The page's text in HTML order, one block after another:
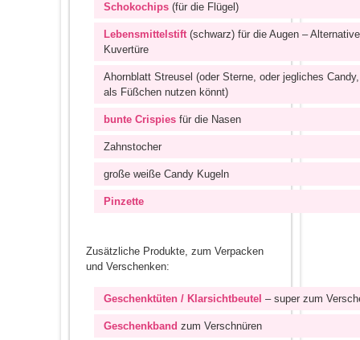
Schokochips(für die Flügel)
Lebensmittelstift(schwarz) für die Augen –
Kuvertüre
Ahornblatt Streusel (oder Sterne, oder jegliches
als Füßchen nutzen könnt)
bunte Crispiesfür die Nasen
Zahnstocher
große weiße Candy Kugeln
Pinzette
Zusätzliche Produkte, zum Verpacken
und Verschenken:
Geschenktüten / Klarsichtbeutel – super zum
Geschenkband zum Verschnüren